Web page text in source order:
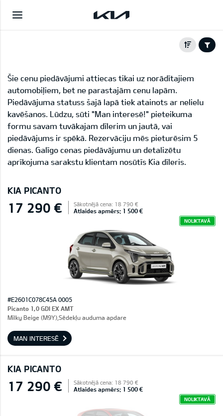
Šie cenu piedāvājumi attiecas tikai uz norādītajiem
automobiļiem, bet ne parastajām cenu lapām.
Piedāvājuma statuss šajā lapā tiek atainots ar nelielu
kavēšanos. Lūdzu, sūti "Man interesē!" pieteikuma
formu savam tuvākajam dīlerim un jautā, vai
piedāvājums ir spēkā. Rezervāciju mēs pieturēsim 5
dienas. Galīgo cenas piedāvājumu un detalizētu
aprīkojuma sarakstu klientam nosūtīs Kia dīleris.
KIA PICANTO
17 290 € Sākotnējā cena: 18 790 €
Atlaides apmērs: 1 500 €
NOLIKTAVĀ
#E2601C078C45A 0005
Picanto 1,0 GDI EX AMT
Milky Beige (M9Y),Sēdekļu auduma apdare
MAN INTERESĒ
KIA PICANTO
17 290 € Sākotnējā cena: 18 790 €
Atlaides apmērs: 1 500 €
NOLIKTAVĀ